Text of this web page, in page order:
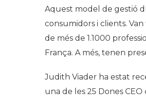
Aquest model de gestió
consumidors i clients.
de més de 1.1000
França. A més, tenen
Judith Viader ha estat
una de les 25 Dones